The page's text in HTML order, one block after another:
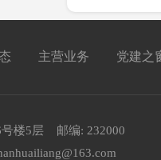
主营业务 党建之
号楼5层 邮编: 232000